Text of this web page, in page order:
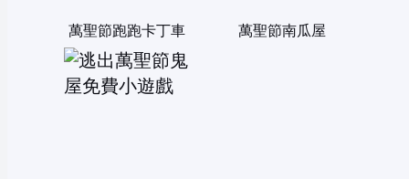
萬聖節跑跑卡丁車 萬聖節南瓜屋